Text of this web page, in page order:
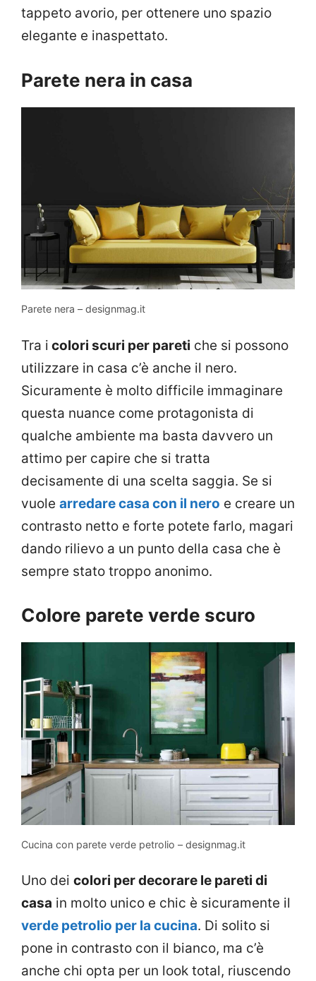
tappeto avorio, per ottenere uno spazio
elegante e inaspettato.
Parete nera in casa
Parete nera – designmag.it
Tra i colori scuri per pareti che si possono
utilizzare in casa c’è anche il nero.
Sicuramente è molto difficile immaginare
questa nuance come protagonista di
qualche ambiente ma basta davvero un
attimo per capire che si tratta
decisamente di una scelta saggia. Se si
vuole arredare casa con il nero e creare un
contrasto netto e forte potete farlo, magari
dando rilievo a un punto della casa che è
sempre stato troppo anonimo.
Colore parete verde scuro
Cucina con parete verde petrolio – designmag.it
Uno dei colori per decorare le pareti di
casa in molto unico e chic è sicuramente il
verde petrolio per la cucina. Di solito si
pone in contrasto con il bianco, ma c’è
anche chi opta per un look total, riuscendo